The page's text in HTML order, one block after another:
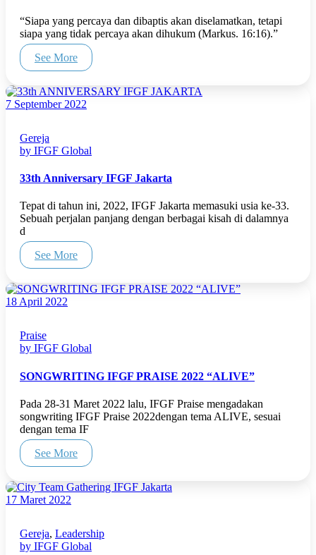
“Siapa yang percaya dan dibaptis akan diselamatkan, tetapi
siapa yang tidak percaya akan dihukum (Markus. 16:16).”
See More
7 September 2022
Gereja
by IFGF Global
33th Anniversary IFGF Jakarta
Tepat di tahun ini, 2022, IFGF Jakarta memasuki usia ke-33.
Sebuah perjalan panjang dengan berbagai kisah di dalamnya
d
See More
18 April 2022
Praise
by IFGF Global
SONGWRITING IFGF PRAISE 2022 “ALIVE”
Pada 28-31 Maret 2022 lalu, IFGF Praise mengadakan
songwriting IFGF Praise 2022dengan tema ALIVE, sesuai
dengan tema IF
See More
17 Maret 2022
Gereja, Leadership
by IFGF Global